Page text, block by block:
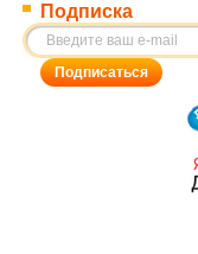
Подписка